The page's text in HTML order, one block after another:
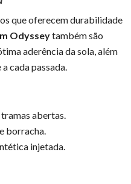
que oferecem durabilidade
Odysseytambém são
aderência da sola, além
cada passada.
abertas.
borracha.
injetada.